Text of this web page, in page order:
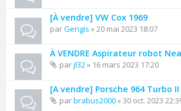
[À vendre] VW Cox 1969
parGengis » 20 mai 2023 18:07
À VENDRE Aspirateur robot
parjl32» 16 mars 2023 17:20
[A vendre] Porsche 964 Turbo II
parbrabus2000» 30 oct. 2023